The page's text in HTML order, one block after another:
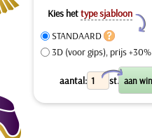
Kies hettype sjabloon
Y
STANDAARD
3D (voor gips), prijs +30%
aantal: st.
X